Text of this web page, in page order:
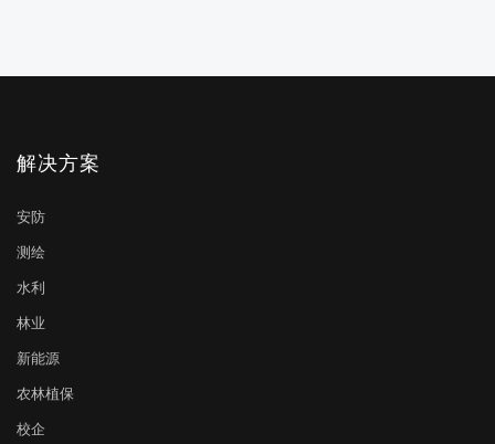
解决方案
安防
测绘
水利
林业
新能源
农林植保
校企